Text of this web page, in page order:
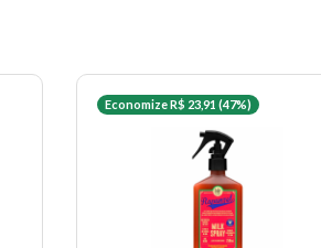
Economize R$ 23,91 (47%)